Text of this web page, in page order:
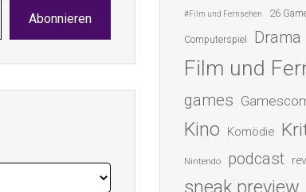
Abonnieren #Film und Fernsehen 26
Computerspiel Drama
Film und
games
Kino Komödie
Nintendo podcast
sneak preview